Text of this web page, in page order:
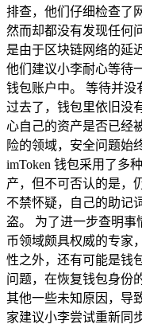
排查，他们仔细检查了
然而却都没有发现任何
是由于区块链网络的延
他们建议小李耐心等待
钱包账户中。 等待并没
过去了，钱包里依旧没
心自己的资产是否已经
险的领域，安全问题始
imToken 钱包采用了多
产，但不可否认的是，
不禁怀疑，自己的助记
盗。 为了进一步查明事
币领域颇具权威的专家
性之外，还有可能是钱
问题，在恢复钱包身份
其他一些未知原因，导
家建议小李尝试重新同